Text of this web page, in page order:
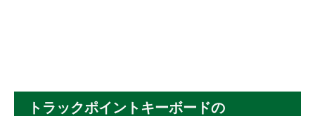
トラックポイントキーボードの